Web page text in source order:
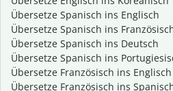
Übersetze Spanisch ins Englisch
Übersetze Spanisch ins
Übersetze Spanisch ins Deutsch
Übersetze Spanisch ins
Übersetze Französisch ins Englisch
Übersetze Französisch ins